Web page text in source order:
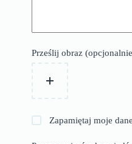
Prześlij obraz
Zapamiętaj moje